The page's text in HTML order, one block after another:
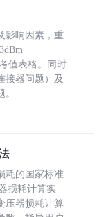
影响因素，重
值表格。同时
接器问题）及
耗的国家标准
损耗计算实
压器损耗计算